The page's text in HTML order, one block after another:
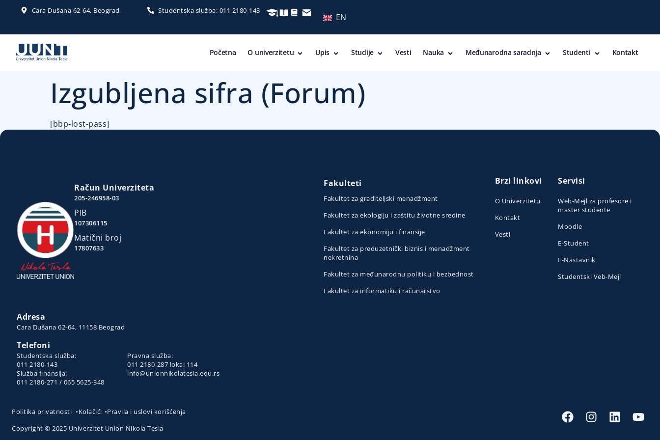
Cara Dušana 62-64, Beograd Studentska služba: 011 2180-143
EN
Početna O univerzitetu Upis Studije Vesti Nauka Međunarodna saradnja Studenti Kontakt
Izgubljena sifra (Forum)
[bbp-lost-pass]
Račun Univerziteta
205-246958-03
PIB
107306115
Matični broj
17807633
Adresa
Cara Dušana 62-64, 11158 Beograd
Telefoni
Studentska služba:
011 2180-143
Pravna služba:
011 2180-287 lokal 114
Služba finansija:
011 2180-271 / 065 5625-348
info@unionnikolatesla.edu.rs
Fakulteti
Fakultet za graditeljski menadžment
Fakultet za ekologiju i zaštitu životne sredine
Fakultet za ekonomiju i finansije
Fakultet za preduzetnički biznis i menadžment
nekretnina
Fakultet za međunarodnu politiku i bezbednost
Fakultet za informatiku i računarstvo
Brzi linkovi
O Univerzitetu
Kontakt
Vesti
Servisi
Web-Mejl za profesore i
master studente
Moodle
E-Student
E-Nastavnik
Studentski Veb-Mejl
Politika privatnosti •Kolačići •Pravila i uslovi korišćenja
Copyright © 2025 Univerzitet Union Nikola Tesla